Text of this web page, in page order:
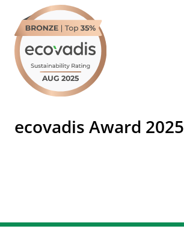
ecovadis Award 2025